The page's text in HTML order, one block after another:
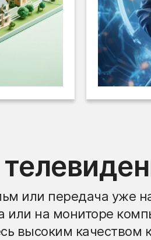
или передача уже
или на мониторе
высоким качеством